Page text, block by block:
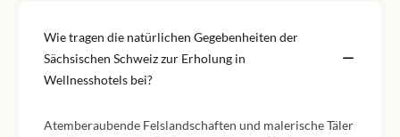
Wie tragen die natürlichen Gegebenheiten der
Sächsischen Schweiz zur Erholung in
Wellnesshotels bei?
Atemberaubende Felslandschaften und malerische Täler